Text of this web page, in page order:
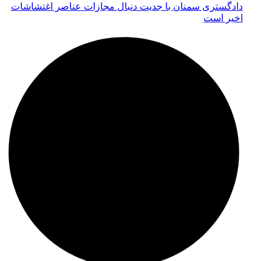
دادگستری سمنان با جدیت دنبال مجازات عناصر اغتشاشات
اخیر است